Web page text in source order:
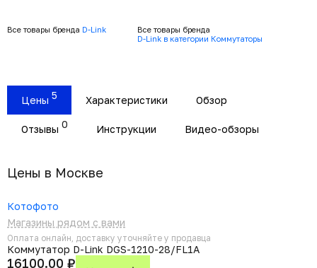
Все товары бренда D-Link
Все товары бренда
D-Link в категории Коммутаторы
Цены 5 Характеристики Обзор
Отзывы 0 Инструкции Видео-обзоры
Цены в Москвe
Котофото
Магазины рядом с вами
Оплата онлайн, доставку уточняйте у продавца
Коммутатор D-Link DGS-1210-28/FL1A
16100.00 ₽